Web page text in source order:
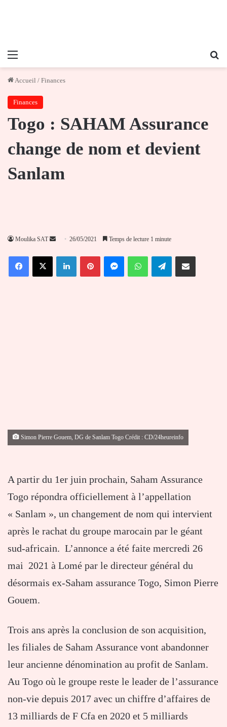
Menu
Accueil / Finances
Finances
Togo : SAHAM Assurance
change de nom et devient
Sanlam
Moulika SAT
Envoyer
courriel
26/05/2021 Temps de lecture 1 minute
FacebookX LinkedinPinterestMessengerWhatsAppTelegramPartager par email
Simon Pierre Gouem, DG de Sanlam Togo Crédit : CD/24heureinfo
A partir du 1er juin prochain, Saham Assurance
Togo répondra officiellement à l’appellation
« Sanlam », un changement de nom qui intervient
après le rachat du groupe marocain par le géant
sud-africain. L’annonce a été faite mercredi 26
mai 2021 à Lomé par le directeur général du
désormais ex-Saham assurance Togo, Simon Pierre
Gouem.
Trois ans après la conclusion de son acquisition,
les filiales de Saham Assurance vont abandonner
leur ancienne dénomination au profit de Sanlam.
Au Togo où le groupe reste le leader de l’assurance
non-vie depuis 2017 avec un chiffre d’affaires de
13 milliards de F Cfa en 2020 et 5 milliards